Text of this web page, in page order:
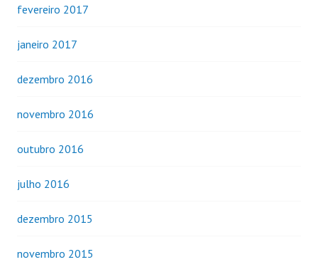
fevereiro 2017
janeiro 2017
dezembro 2016
novembro 2016
outubro 2016
julho 2016
dezembro 2015
novembro 2015